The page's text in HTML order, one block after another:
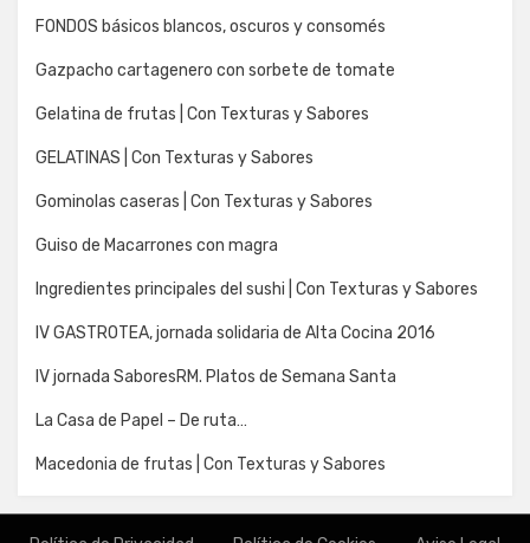
FONDOS básicos blancos, oscuros y consomés
Gazpacho cartagenero con sorbete de tomate
Gelatina de frutas | Con Texturas y Sabores
GELATINAS | Con Texturas y Sabores
Gominolas caseras | Con Texturas y Sabores
Guiso de Macarrones con magra
Ingredientes principales del sushi | Con Texturas y Sabores
IV GASTROTEA, jornada solidaria de Alta Cocina 2016
IV jornada SaboresRM. Platos de Semana Santa
La Casa de Papel – De ruta…
Macedonia de frutas | Con Texturas y Sabores